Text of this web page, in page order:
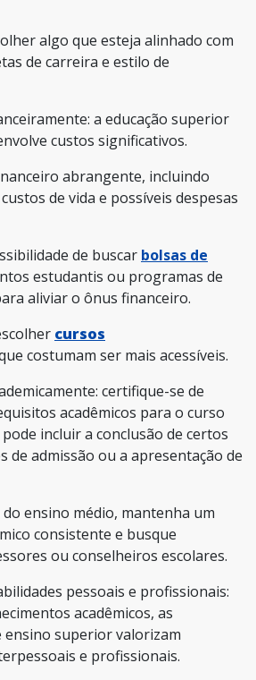
algo que esteja alinhado com
de carreira e estilo de
a educação superior
custos significativos.
abrangente, incluindo
de vida e possíveis despesas
de buscar bolsas de
estudantis ou programas de
aliviar o ônus financeiro.
cursos
costumam ser mais acessíveis.
certifique-se de
acadêmicos para o curso
incluir a conclusão de certos
de admissão ou a apresentação de
do ensino médio, mantenha um
consistente e busque
ou conselheiros escolares.
pessoais e profissionais:
acadêmicos, as
ensino superior valorizam
e profissionais.